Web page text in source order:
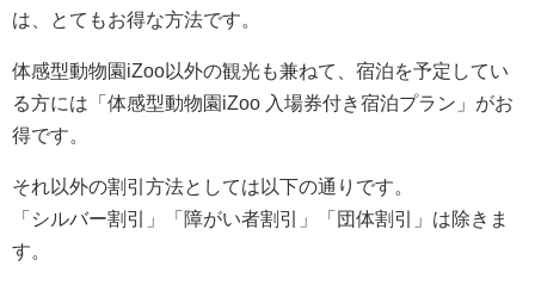
は、とてもお得な方法です。
体感型動物園iZoo以外の観光も兼ねて、宿泊を予定してい
る方には「体感型動物園iZoo 入場券付き宿泊プラン」がお
得です。
それ以外の割引方法としては以下の通りです。
「シルバー割引」「障がい者割引」「団体割引」は除きま
す。